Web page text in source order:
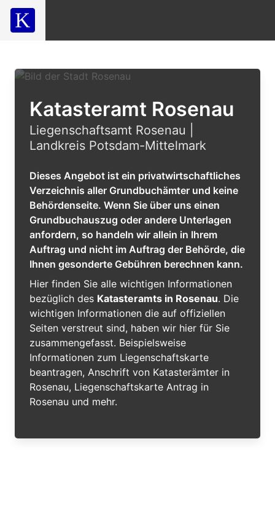
Katasteramt Rosenau
Liegenschaftsamt Rosenau |
Landkreis Potsdam-Mittelmark
Dieses Angebot ist ein privatwirtschaftliches
Verzeichnis aller Grundbuchämter und keine
Behördenseite. Wenn Sie über uns einen
Grundbuchauszug oder andere Unterlagen
anfordern, so handeln wir allein in Ihrem
Auftrag und nicht im Auftrag der Behörde, die
Ihnen gesonderte Gebühren berechnen kann.
Hier finden Sie alle wichtigen Informationen
bezüglich des Katasteramts in Rosenau. Die
wichtigen Informationen die auf offiziellen
Seiten verstreut sind, haben wir hier für Sie
zusammengefasst. Beispielsweise
Informationen zum Liegenschaftskarte
beantragen, Anschrift von Katasterämter in
Rosenau, Liegenschaftskarte Antrag in
Rosenau und mehr.